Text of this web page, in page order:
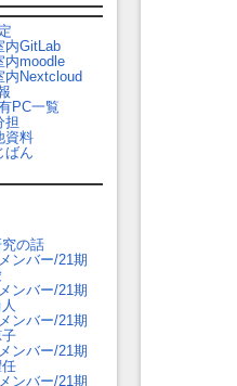
内GitLab
内moodle
内Nextcloud
PC一覧
担
資料
ばん
の話
ンバー/21期
ンバー/21期
ンバー/21期
ンバー/21期
ンバー/21期